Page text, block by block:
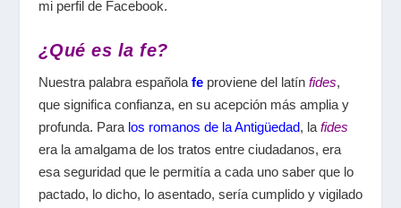
mi perfil de Facebook.
¿Qué es la fe?
Nuestra palabra española feproviene del latín fides,
que significa confianza, en su acepción más amplia y
profunda. Para los romanos de la Antigüedad, la fides
era la amalgama de los tratos entre ciudadanos, era
esa seguridad que le permitía a cada uno saber que lo
pactado, lo dicho, lo asentado, sería cumplido y vigilado